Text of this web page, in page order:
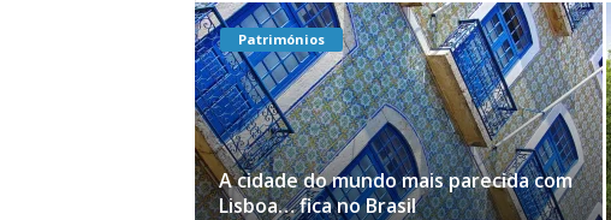
Patrimónios
A cidade do mundo mais parecida com
Lisboa… fica no Brasil